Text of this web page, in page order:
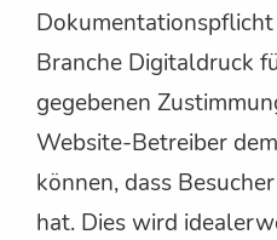
Branche Digitaldruck
gegebenen
Website-Betreiber
können, dass
hat. Dies wird